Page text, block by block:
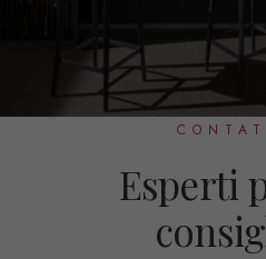
Esperti